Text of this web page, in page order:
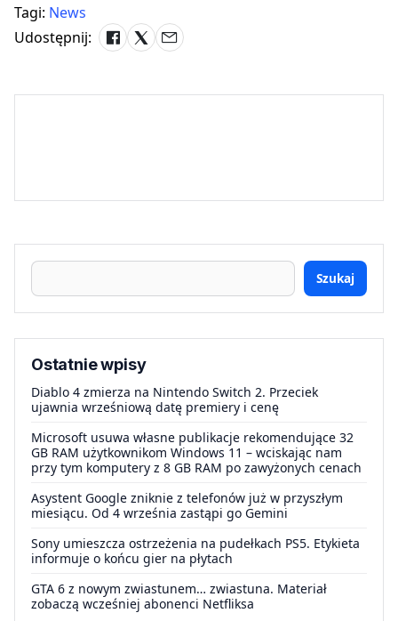
Tagi: News
Udostępnij:
Szukaj
Ostatnie wpisy
Diablo 4 zmierza na Nintendo Switch 2. Przeciek
ujawnia wrześniową datę premiery i cenę
Microsoft usuwa własne publikacje rekomendujące 32
GB RAM użytkownikom Windows 11 – wciskając nam
przy tym komputery z 8 GB RAM po zawyżonych cenach
Asystent Google zniknie z telefonów już w przyszłym
miesiącu. Od 4 września zastąpi go Gemini
Sony umieszcza ostrzeżenia na pudełkach PS5. Etykieta
informuje o końcu gier na płytach
GTA 6 z nowym zwiastunem… zwiastuna. Materiał
zobaczą wcześniej abonenci Netfliksa